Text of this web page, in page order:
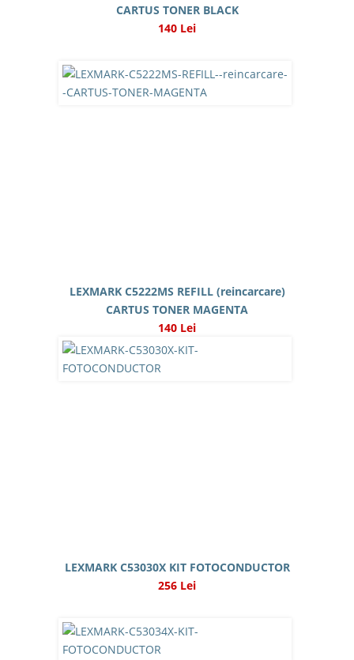
CARTUS TONER BLACK
140 Lei
LEXMARK C5222MS REFILL (reincarcare)
CARTUS TONER MAGENTA
140 Lei
LEXMARK C53030X KIT FOTOCONDUCTOR
256 Lei